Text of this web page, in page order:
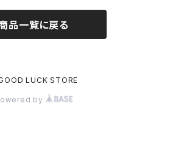
品一覧に戻る
LUCK STORE
by